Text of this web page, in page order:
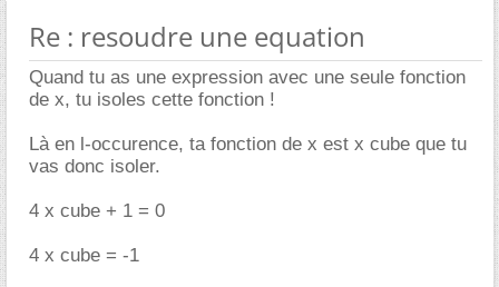
Re : resoudre une equation
Quand tu as une expression avec une seule fonction
de x, tu isoles cette fonction !
Là en l-occurence, ta fonction de x est x cube que tu
vas donc isoler.
4 x cube + 1 = 0
4 x cube = -1